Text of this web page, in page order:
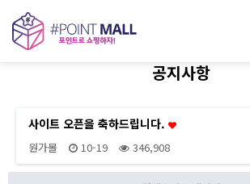
공지사항
사이트 오픈을 축하드립니다.
원가몰 10-19 346,908